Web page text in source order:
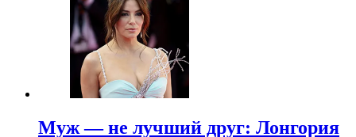
Муж — не лучший друг: Лонгория